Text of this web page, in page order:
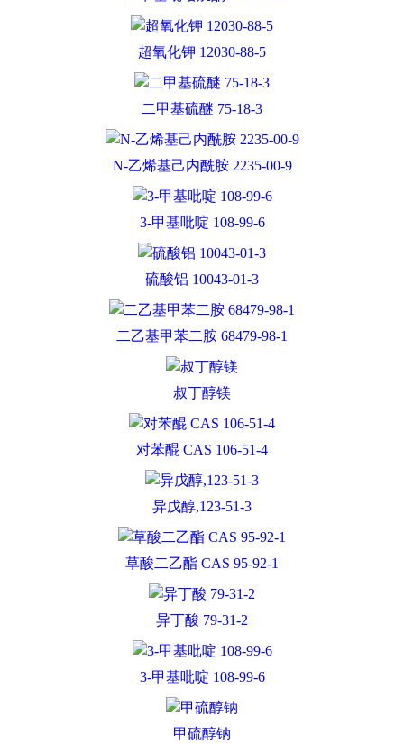
超氧化钾 12030-88-5
二甲基硫醚 75-18-3
N-乙烯基己内酰胺 2235-00-9
3-甲基吡啶 108-99-6
硫酸铝 10043-01-3
二乙基甲苯二胺 68479-98-1
叔丁醇镁
对苯醌 CAS 106-51-4
异戊醇,123-51-3
草酸二乙酯 CAS 95-92-1
异丁酸 79-31-2
3-甲基吡啶 108-99-6
甲硫醇钠